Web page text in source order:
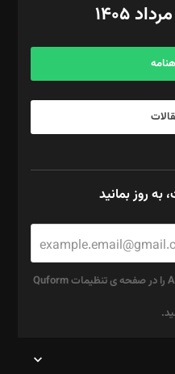
به روز بمانید
برای استفاده از ریکپچا بایستی کلید API را در صفحه ی تنظیمات Quform